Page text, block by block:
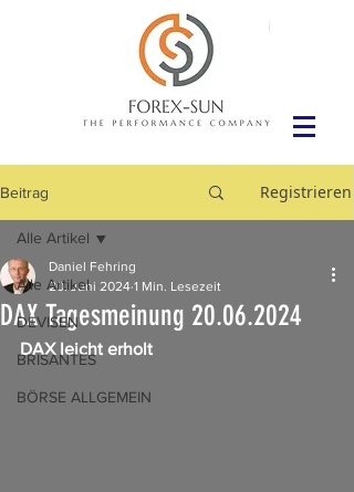
Beitrag Registrieren
Alle Artikel
DEVISEN
BRISANTES
BÖRSE ALLGEMEIN
Alle Artikel
DAX Tagesmeinung 20.06.2024
Daniel Fehring
20. Juni 2024 1 Min. Lesezeit
DAX leicht erholt